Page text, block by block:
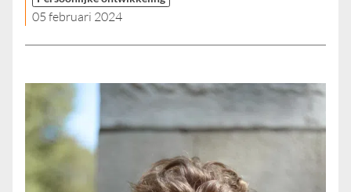
05 februari 2024